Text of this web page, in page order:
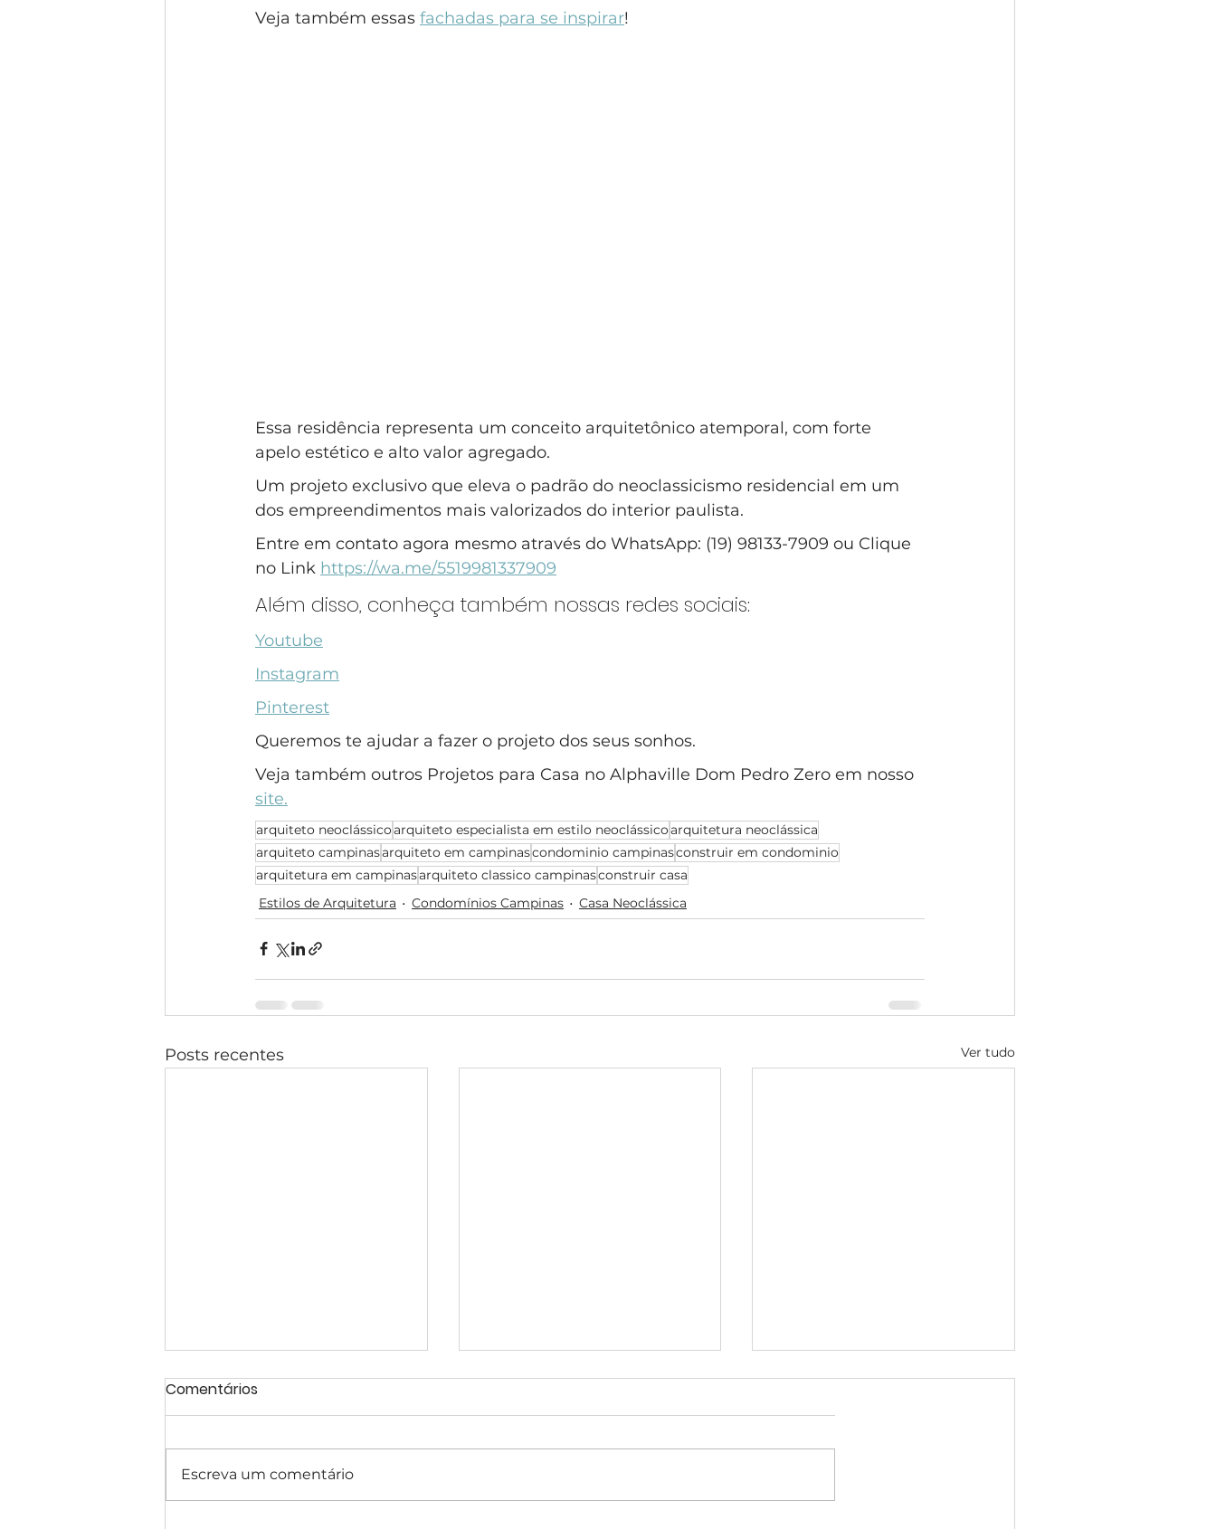
Veja também essas fachadas para se inspirar!
Essa residência representa um conceito arquitetônico atemporal, com forte
apelo estético e alto valor agregado.
Um projeto exclusivo que eleva o padrão do neoclassicismo residencial em um
dos empreendimentos mais valorizados do interior paulista.
Entre em contato agora mesmo através do WhatsApp: (19) 98133-7909 ou Clique
no Link https://wa.me/5519981337909
Além disso, conheça também nossas redes sociais:
Youtube
Instagram
Pinterest
Queremos te ajudar a fazer o projeto dos seus sonhos.
Veja também outros Projetos para Casa no Alphaville Dom Pedro Zero em nosso
site.
arquiteto neoclássicoarquiteto especialista em estilo neoclássicoarquitetura neoclássica
arquiteto campinasarquiteto em campinascondominio campinasconstruir em condominio
arquitetura em campinasarquiteto classico campinasconstruir casa
Estilos de Arquitetura
Condomínios Campinas Casa Neoclássica
Posts recentes Ver tudo
Comentários
Escreva um comentário